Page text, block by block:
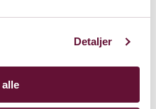
Detaljer
helt ny dimensjon til
sanger og låtskriver,
publikum med sin
musikalske